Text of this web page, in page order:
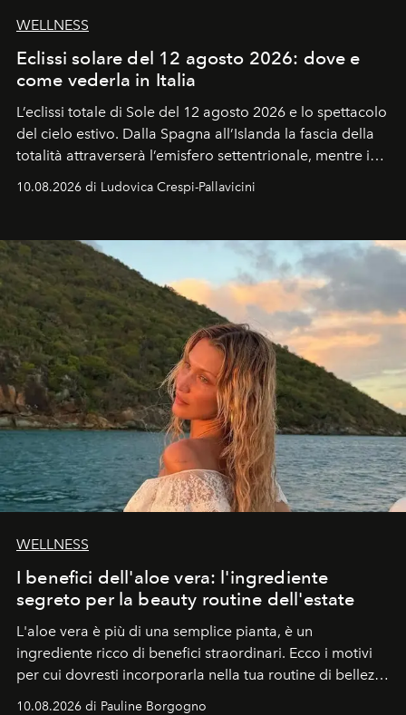
WELLNESS
Eclissi solare del 12 agosto 2026: dove e
come vederla in Italia
L’eclissi totale di Sole del 12 agosto 2026 e lo spettacolo
del cielo estivo. Dalla Spagna all’Islanda la fascia della
totalità attraverserà l’emisfero settentrionale, mentre in
spettacolare al Nord. Orari, città favorite e regole per
10.08.2026 di Ludovica Crespi-Pallavicini
WELLNESS
I benefici dell'aloe vera: l'ingrediente
segreto per la beauty routine dell'estate
L'aloe vera è più di una semplice pianta, è un
ingrediente ricco di benefici straordinari. Ecco i motivi
per cui dovresti incorporarla nella tua routine di bellezza
10.08.2026 di Pauline Borgogno